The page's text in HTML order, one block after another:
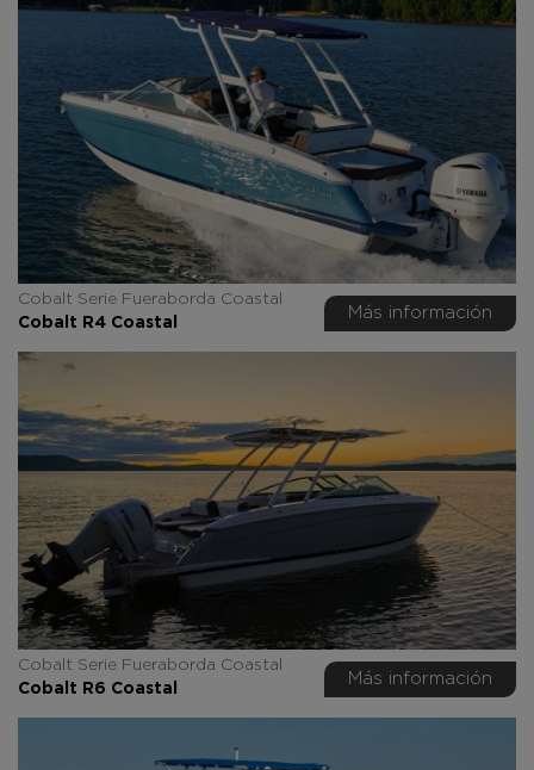
Cobalt Serie Fueraborda Coastal
Cobalt R4 Coastal
Más información
Cobalt Serie Fueraborda Coastal
Cobalt R6 Coastal
Más información